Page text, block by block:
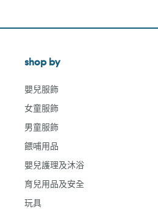
shop by
嬰兒服飾
女童服飾
男童服飾
餵哺用品
嬰兒護理及沐浴
育兒用品及安全
玩具